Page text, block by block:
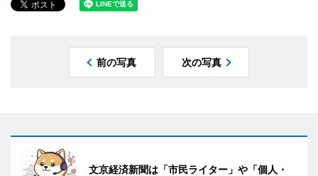
前の写真 次の写真
文京経済新聞は「市民ライター」や「個人・